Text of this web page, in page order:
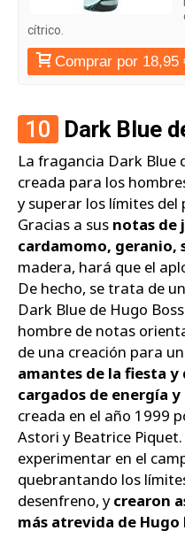
cítrico.
Comprar por 18,95
10 Dark Blue
La fragancia Dark Blue
creada para los
y superar los límites del
Gracias a sus notas de
cardamomo, geranio,
madera, hará que el
De hecho, se trata de
Dark Blue de Hugo
hombre de notas
de una creación para
amantes de la fiesta
cargados de energía
creada en el año 1999
Astori y Beatrice
experimentar en el
quebrantando los
desenfreno, ycrearon
más atrevida de Hugo